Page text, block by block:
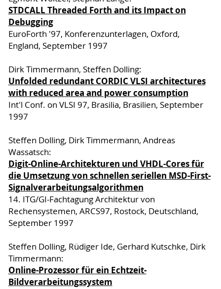
STDCALL Threaded Forth and its Impact on
Debugging
EuroForth '97, Konferenzunterlagen, Oxford,
England, September 1997
Dirk Timmermann, Steffen Dolling:
Unfolded redundant CORDIC VLSI architectures
with reduced area and power consumption
Int'l Conf. on VLSI 97, Brasilia, Brasilien, September
1997
Steffen Dolling, Dirk Timmermann, Andreas
Wassatsch:
Digit-Online-Architekturen und VHDL-Cores für
die Umsetzung von schnellen seriellen MSD-First-
Signalverarbeitungsalgorithmen
14. ITG/GI-Fachtagung Architektur von
Rechensystemen, ARCS97, Rostock, Deutschland,
September 1997
Steffen Dolling, Rüdiger Ide, Gerhard Kutschke, Dirk
Timmermann:
Online-Prozessor für ein Echtzeit-
Bildverarbeitungssystem